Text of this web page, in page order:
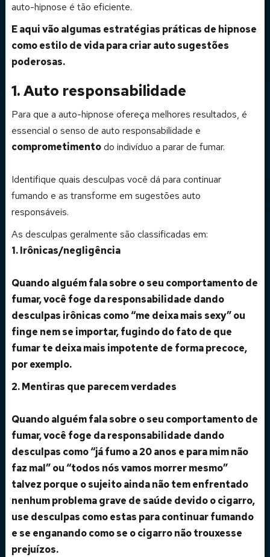
auto-hipnose é tão eficiente.
E aqui vão algumas estratégias práticas de hipnose
como estilo de vida para criar auto sugestões
poderosas.
1. Auto responsabilidade
Para que a auto-hipnose ofereça melhores resultados, é
essencial o senso de auto responsabilidade e
comprometimentodo indivíduo a parar de fumar.
Identifique quais desculpas você dá para continuar
fumando e as transforme em sugestões auto
responsáveis.
As desculpas geralmente são classificadas em:
1. Irônicas/negligência
Quando alguém fala sobre o seu comportamento de
fumar, você foge da responsabilidade dando
desculpas irônicas como “me deixa mais sexy” ou
finge nem se importar, fugindo do fato de que
fumar te deixa mais impotente de forma precoce,
por exemplo.
2. Mentiras que parecem verdades
Quando alguém fala sobre o seu comportamento de
fumar, você foge da responsabilidade dando
desculpas como “já fumo a 20 anos e para mim não
faz mal” ou “todos nós vamos morrer mesmo”
talvez porque o sujeito ainda não tem enfrentado
nenhum problema grave de saúde devido o cigarro,
use desculpas como estas para continuar fumando
e se enganando como se o cigarro não trouxesse
prejuízos.